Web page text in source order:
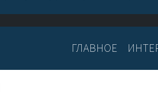
ГЛАВНОЕ